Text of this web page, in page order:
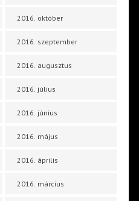
2016. október
2016. szeptember
2016. augusztus
2016. július
2016. június
2016. május
2016. április
2016. március